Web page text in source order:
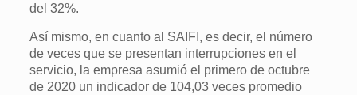
del 32%.
Así mismo, en cuanto al SAIFI, es decir, el número
de veces que se presentan interrupciones en el
servicio, la empresa asumió el primero de octubre
de 2020 un indicador de 104,03 veces promedio